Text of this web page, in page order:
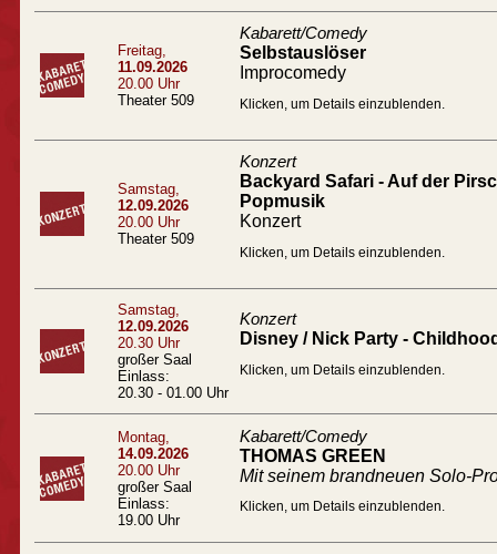
Freitag,
11.09.2026
20.00 Uhr
Theater 509
Kabarett/Comedy
Selbstauslöser
Improcomedy
Klicken, um Details einzublenden.
Samstag,
12.09.2026
20.00 Uhr
Theater 509
Konzert
Backyard Safari - Auf der
Popmusik
Konzert
Klicken, um Details einzublenden.
Samstag,
12.09.2026
20.30 Uhr
großer Saal
Einlass:
20.30 - 01.00 Uhr
Konzert
Disney / Nick Party -
Klicken, um Details einzublenden.
Montag,
14.09.2026
20.00 Uhr
großer Saal
Einlass:
19.00 Uhr
Kabarett/Comedy
THOMAS GREEN
Mit seinem brandneuen Solo-
Klicken, um Details einzublenden.